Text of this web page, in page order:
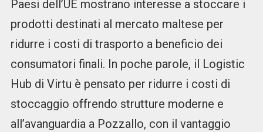
Paesi dell’UE mostrano interesse a stoccare i
prodotti destinati al mercato maltese per
ridurre i costi di trasporto a beneficio dei
consumatori finali. In poche parole, il Logistic
Hub di Virtu è pensato per ridurre i costi di
stoccaggio offrendo strutture moderne e
all’avanguardia a Pozzallo, con il vantaggio